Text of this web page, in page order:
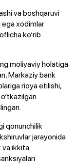
va boshqaruvi
ega xodimlar
ko‘rib
moliyaviy holatiga
Markaziy bank
rioya etilishi,
qonunchilik
jarayonida
va ikkita